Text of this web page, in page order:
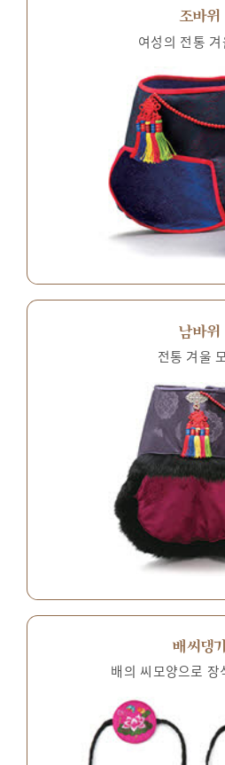
조바위
여성의 전통
남바위
전통 겨울
배씨댕기
배의 씨모양으로 장